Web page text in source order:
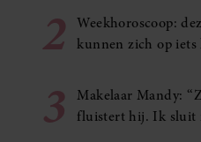
2
Weekhoroscoop:
kunnen zich op iets
3
Makelaar Mandy:
fluistert hij. Ik sluit